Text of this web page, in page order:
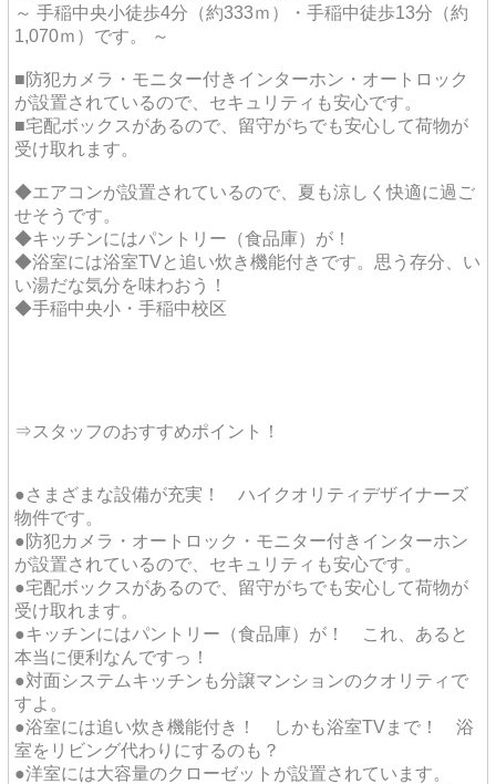
～ 手稲中央小徒歩4分（約333ｍ）・手稲中徒歩13分（約
1,070ｍ）です。 ～
■防犯カメラ・モニター付きインターホン・オートロック
が設置されているので、セキュリティも安心です。
■宅配ボックスがあるので、留守がちでも安心して荷物が
受け取れます。
◆エアコンが設置されているので、夏も涼しく快適に過ご
せそうです。
◆キッチンにはパントリー（食品庫）が！
◆浴室には浴室TVと追い炊き機能付きです。思う存分、い
い湯だな気分を味わおう！
◆手稲中央小・手稲中校区
⇒スタッフのおすすめポイント！
●さまざまな設備が充実！ ハイクオリティデザイナーズ
物件です。
●防犯カメラ・オートロック・モニター付きインターホン
が設置されているので、セキュリティも安心です。
●宅配ボックスがあるので、留守がちでも安心して荷物が
受け取れます。
●キッチンにはパントリー（食品庫）が！ これ、あると
本当に便利なんですっ！
●対面システムキッチンも分譲マンションのクオリティで
すよ。
●浴室には追い炊き機能付き！ しかも浴室TVまで！ 浴
室をリビング代わりにするのも？
●洋室には大容量のクローゼットが設置されています。